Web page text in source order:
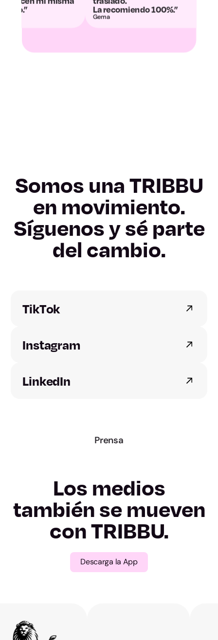
Zamora
Barcelona
Girona
Lleida
Tarragona
Valencia
Lugo
Ourense
Pontevedra
Madrid
Murcia
La recomiendo 100%.”
Somos una TRIBBU
en movimiento.
Síguenos y sé parte
del cambio.
TikTok
Instagram
LinkedIn
Prensa
Los medios
también se mueven
con TRIBBU.
Descarga la App